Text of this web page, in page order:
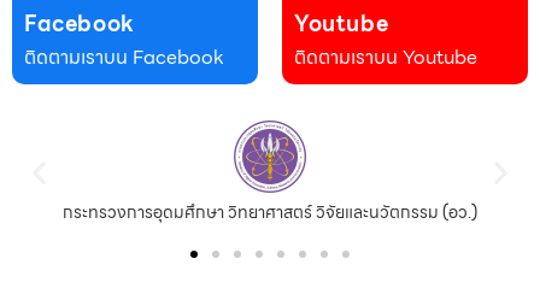
Facebook
ติดตามเราบน Facebook
Youtube
ติดตามเราบน Youtube
กระทรวงการอุดมศึกษา วิทยาศาสตร์ วิจัยและนวัตกรรม (อว.)